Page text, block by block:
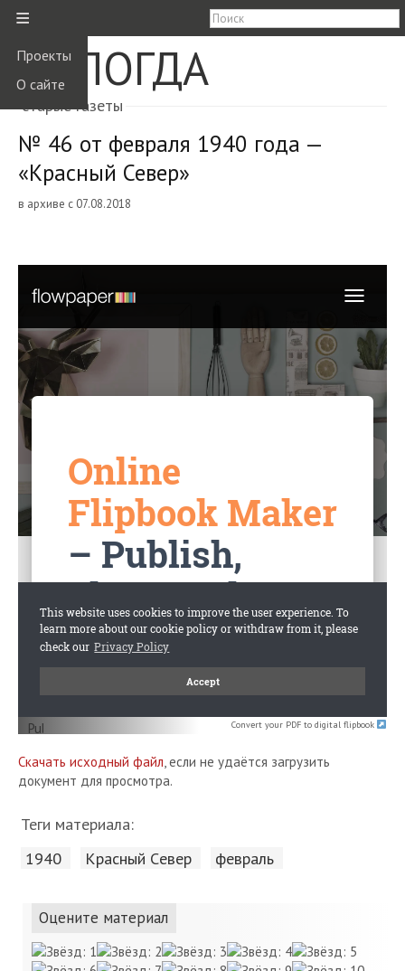
≡
Проекты
О сайте
ВОЛОГДА
старые газеты
№ 46 от февраля 1940 года —
«Красный Север»
в архиве с 07.08.2018
Convert your PDF to digital flipbook
Скачать исходный файл, если не удаётся загрузить
документ для просмотра.
Теги материала:
1940 Красный Cевер февраль
Оцените материал